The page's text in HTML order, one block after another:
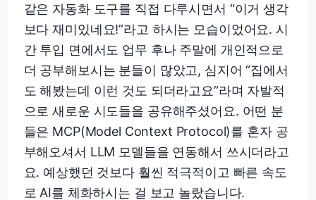
같은 자동화 도구를 직접 다루시면서 “이거 생각
보다 재미있네요!”라고 하시는 모습이었어요. 시
간 투입 면에서도 업무 후나 주말에 개인적으로
더 공부해보시는 분들이 많았고, 심지어 “집에서
도 해봤는데 이런 것도 되더라고요”라며 자발적
으로 새로운 시도들을 공유해주셨어요. 어떤 분
들은 MCP(Model Context Protocol)를 혼자 공
부해오셔서 LLM 모델들을 연동해서 쓰시더라고
요. 예상했던 것보다 훨씬 적극적이고 빠른 속도
로 AI를 체화하시는 걸 보고 놀랐습니다.